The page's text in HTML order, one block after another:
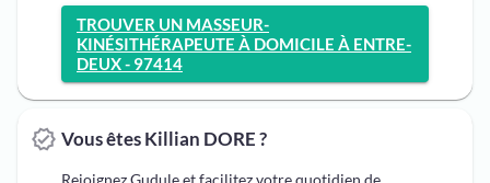
TROUVER UN MASSEUR-
KINÉSITHÉRAPEUTE À DOMICILE À ENTRE-
DEUX - 97414
Vous êtes Killian DORE ?
Rejoignez Gudule et facilitez votre quotidien de